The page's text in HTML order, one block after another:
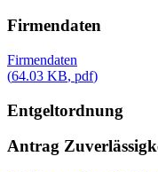
Firmendaten
Firmendaten
(64.03 KB, pdf)
Entgeltordnung
Antrag